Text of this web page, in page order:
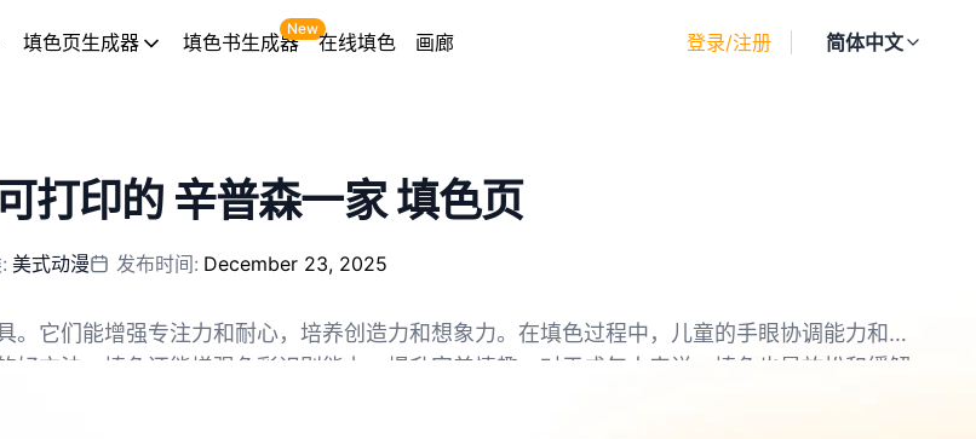
登录/注册 简体中文
填色页生成器 填色书生成器
New
在线填色 画廊
打印的 辛普森一家 填色页
美式动漫 发布时间: December 23, 2025
它们能增强专注力和耐心，培养创造力和想象力。在填色过程中，儿童的手眼协调能力和精
方法。填色还能增强色彩识别能力，提升审美情趣。对于成年人来说，填色也是放松和缓解
亲子关系的纽带。